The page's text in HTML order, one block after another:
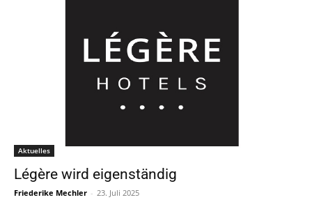
Aktuelles
Légère wird eigenständig
Friederike Mechler - 23. Juli 2025